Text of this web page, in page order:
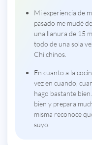
Mi experiencia de
pasado me mudé
una llanura de 15
todo de una sola
Chi chinos.
En cuanto a la
vez en cuando,
hago bastante
bien y prepara
misma reconoce
suyo.